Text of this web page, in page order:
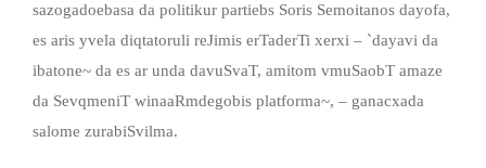
sazogadoebasa da politikur partiebs Soris Semoitanos dayofa,
es aris yvela diqtatoruli reJimis erTaderTi xerxi – `dayavi da
ibatone~ da es ar unda davuSvaT, amitom vmuSaobT amaze
da SevqmeniT winaaRmdegobis platforma~, – ganacxada
salome zurabiSvilma.